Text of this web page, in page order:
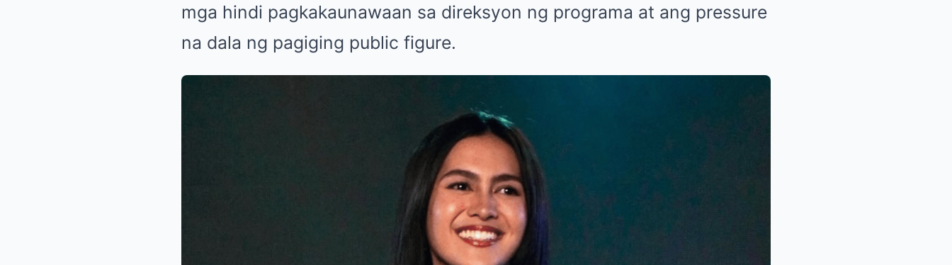
mga hindi pagkakaunawaan sa direksyon ng programa at ang pressure
na dala ng pagiging public figure.